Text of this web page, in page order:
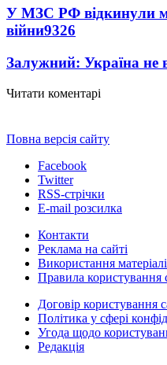
У МЗС РФ відкинули
війни9326
Залужний: Україна не
Читати коментарі
Повна версія сайту
Facebook
Twitter
RSS-стрічки
E-mail розсилка
Контакти
Реклама на сайті
Використання
Правила користування
Договір користування
Політика у сфері
Угода щодо
Редакція